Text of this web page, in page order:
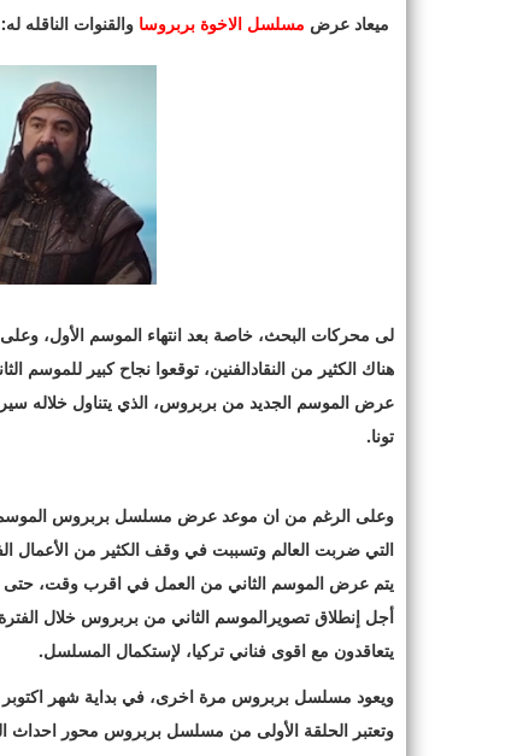
ميعاد عرض مسلسل الاخوة بربروسا والقنوات الناقله
لى محركات البحث، خاصة بعد انتهاء الموسم الأول، وعلى
هناك الكثير من النقادالفنين، توقعوا نجاح كبير
عرض الموسم الجديد من بربروس، الذي يتناول خلاله
تونا.
وعلى الرغم من ان موعد عرض مسلسل بربروس الموسم
التي ضربت العالم وتسببت في وقف الكثير من الأعمال
يتم عرض الموسم الثاني من العمل في اقرب وقت، حتى
أجل إنطلاق تصويرالموسم الثاني من بربروس خلال
يتعاقدون مع اقوى فناني تركيا، لإستكمال المسلسل.
ويعود مسلسل بربروس مرة اخرى، في بداية شهر اكتوبر
وتعتبر الحلقة الأولى من مسلسل بربروس محور احداث